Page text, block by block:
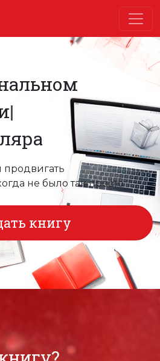
продвигать
не было так просто
книгу
книгу даже в
подготовить и